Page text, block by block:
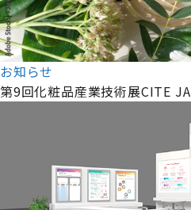
お知らせ
第9回化粧品産業技術展CITE